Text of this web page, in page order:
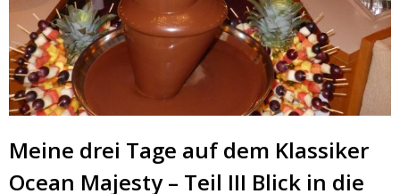
Meine drei Tage auf dem Klassiker
Ocean Majesty – Teil III Blick in die